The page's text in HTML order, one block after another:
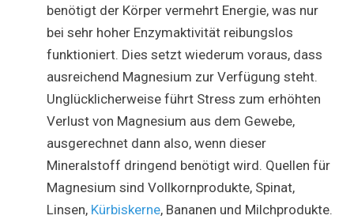
benötigt der Körper vermehrt Energie, was nur
bei sehr hoher Enzymaktivität reibungslos
funktioniert. Dies setzt wiederum voraus, dass
ausreichend Magnesium zur Verfügung steht.
Unglücklicherweise führt Stress zum erhöhten
Verlust von Magnesium aus dem Gewebe,
ausgerechnet dann also, wenn dieser
Mineralstoff dringend benötigt wird. Quellen für
Magnesium sind Vollkornprodukte, Spinat,
Linsen, Kürbiskerne, Bananen und Milchprodukte.